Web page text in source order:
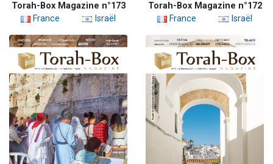
Torah-Box Magazine n°173
France
Israël
Torah-Box Magazine n°172
France
Israël